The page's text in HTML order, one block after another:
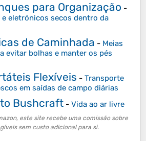
para Organização -
e eletrónicos secos dentro da
de Caminhada - Meias
evitar bolhas e manter os pés
Flexíveis - Transporte
em saídas de campo diárias
Bushcraft - Vida ao ar livre
este site recebe uma comissão sobre
sem custo adicional para si.